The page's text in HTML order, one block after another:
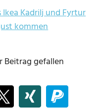
Ikea Kadrilj und Fyrtur
kommen
Beitrag gefallen